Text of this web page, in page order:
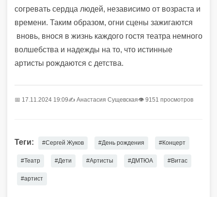
согревать сердца людей, независимо от возраста и
времени. Таким образом, огни сцены зажигаются
вновь, внося в жизнь каждого гостя театра немного
волшебства и надежды на то, что истинные
артисты рождаются с детства.
📅 17.11.2024 19:09✍️ Анастасия Сущевская👁 9151 просмотров
Теги: #Сергей Жуков #День рождения #Концерт
#Театр #Дети #Артисты #ДМТЮА #Витас
#артист